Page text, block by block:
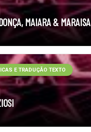
MAIARA & MARAISA
E TRADUÇÃO TEXTO